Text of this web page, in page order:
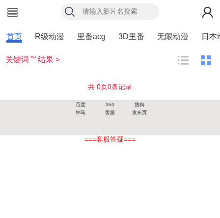
首页 R级动漫 里番acg 3D里番 无限动漫 日本
关键词 ”“ 结果 >
共 0页0条记录
百度 360
搜狗
神马
客服 发布页
===客服答疑===